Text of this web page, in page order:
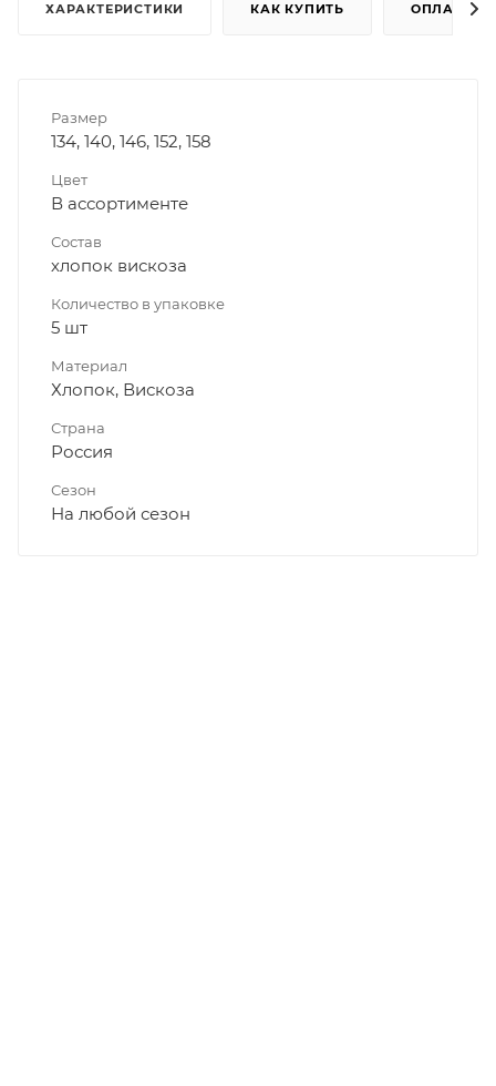
ХАРАКТЕРИСТИКИ КАК КУПИТЬ ОПЛАТА
Размер
134, 140, 146, 152, 158
Цвет
В ассортименте
Состав
хлопок вискоза
Количество в упаковке
5 шт
Материал
Хлопок, Вискоза
Страна
Россия
Сезон
На любой сезон